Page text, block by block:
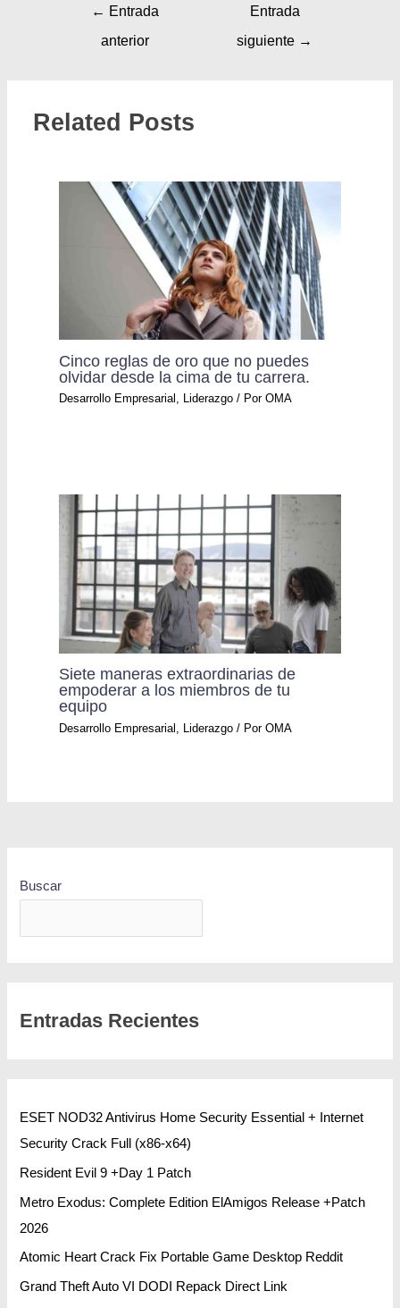
← Entrada
anterior
Entrada
siguiente →
Related Posts
Cinco reglas de oro que no puedes
olvidar desde la cima de tu carrera.
Desarrollo Empresarial , Liderazgo / PorOMA
Siete maneras extraordinarias de
empoderar a los miembros de tu
equipo
Desarrollo Empresarial Liderazgo / PorOMA
Buscar
Entradas Recientes
ESET NOD32 Antivirus Home Security Essential + Internet
Security Crack Full (x86-x64)
Resident Evil 9 +Day 1 Patch
Metro Exodus: Complete Edition ElAmigos Release +Patch
2026
Atomic Heart Crack Fix Portable Game Desktop Reddit
Grand Theft Auto VI DODI Repack Direct Link